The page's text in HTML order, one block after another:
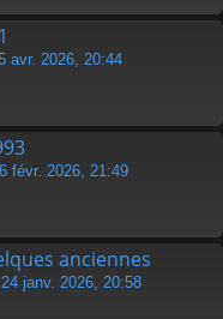
avr. 2026, 20:44
févr. 2026, 21:49
anciennes
24 janv. 2026, 20:58